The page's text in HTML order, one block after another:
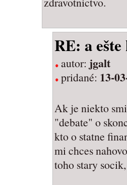
RE: a
autor: jgalt
pridané: 13-
Ak je niekto
"debate" o
kto o statne
mi chces
toho stary